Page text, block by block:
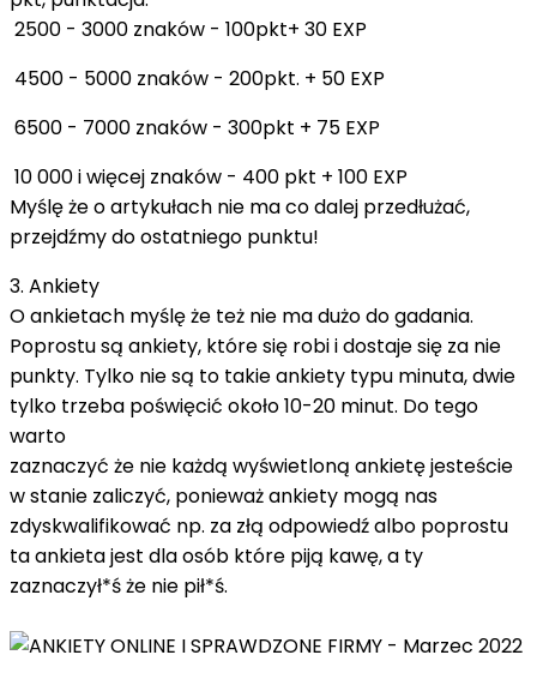
2500 - 3000 znaków - 100pkt+ 30 EXP
4500 - 5000 znaków - 200pkt. + 50 EXP
6500 - 7000 znaków - 300pkt + 75 EXP
10 000 i więcej znaków - 400 pkt + 100 EXP
Myślę że o artykułach nie ma co dalej przedłużać,
przejdźmy do ostatniego punktu!
3. Ankiety
O ankietach myślę że też nie ma dużo do gadania.
Poprostu są ankiety, które się robi i dostaje się za nie
punkty. Tylko nie są to takie ankiety typu minuta, dwie
tylko trzeba poświęcić około 10-20 minut. Do tego
warto
zaznaczyć że nie każdą wyświetloną ankietę jesteście
w stanie zaliczyć, ponieważ ankiety mogą nas
zdyskwalifikować np. za złą odpowiedź albo poprostu
ta ankieta jest dla osób które piją kawę, a ty
zaznaczył*ś że nie pił*ś.